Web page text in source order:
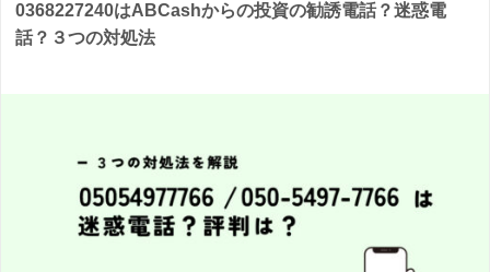
0368227240はABCashからの投資の勧誘電話？迷惑電
話？３つの対処法